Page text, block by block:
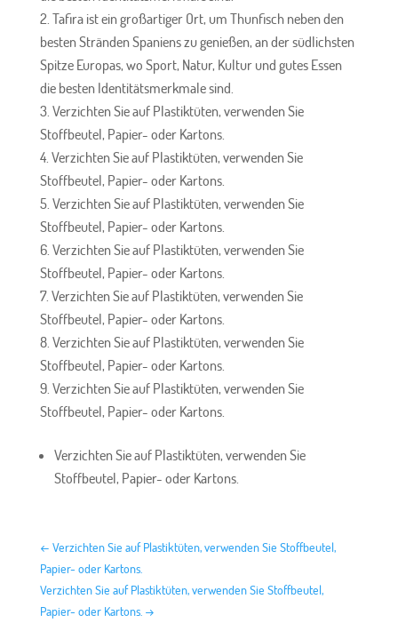
Tafira ist ein großartiger Ort, um Thunfisch neben den
besten Stränden Spaniens zu genießen, an der südlichsten
Spitze Europas, wo Sport, Natur, Kultur und gutes Essen
die besten Identitätsmerkmale sind.
Verzichten Sie auf Plastiktüten, verwenden Sie
Stoffbeutel, Papier- oder Kartons.
Verzichten Sie auf Plastiktüten, verwenden Sie
Stoffbeutel, Papier- oder Kartons.
Verzichten Sie auf Plastiktüten, verwenden Sie
Stoffbeutel, Papier- oder Kartons.
Verzichten Sie auf Plastiktüten, verwenden Sie
Stoffbeutel, Papier- oder Kartons.
Verzichten Sie auf Plastiktüten, verwenden Sie
Stoffbeutel, Papier- oder Kartons.
Verzichten Sie auf Plastiktüten, verwenden Sie
Stoffbeutel, Papier- oder Kartons.
Verzichten Sie auf Plastiktüten, verwenden Sie
Stoffbeutel, Papier- oder Kartons.
Verzichten Sie auf Plastiktüten, verwenden Sie
Stoffbeutel, Papier- oder Kartons.
← Verzichten Sie auf Plastiktüten, verwenden Sie Stoffbeutel,
Papier- oder Kartons.
Verzichten Sie auf Plastiktüten, verwenden Sie Stoffbeutel,
Papier- oder Kartons.→